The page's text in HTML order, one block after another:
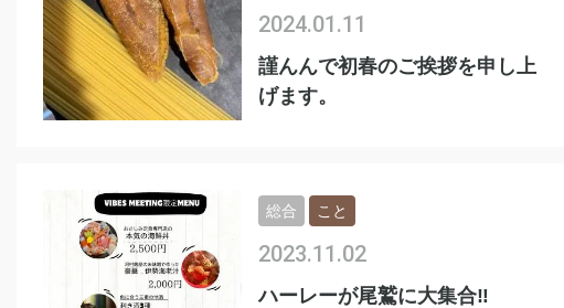
謹んんで初春のご挨拶を申し上
げます。
2024.01.11
ハーレーが尾鷲に大集合‼️
2023.11.02
総合 こと